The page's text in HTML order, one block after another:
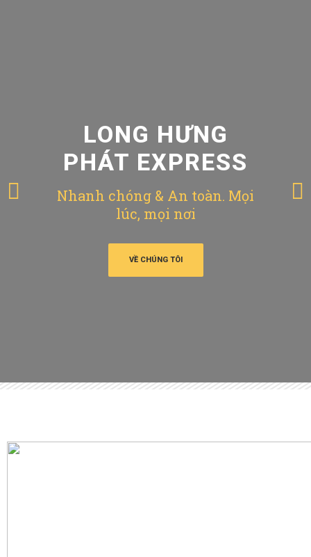
LONG HƯNG
PHÁT EXPRESS
Nhanh chóng & An toàn. Mọi
lúc, mọi nơi
VỀ CHÚNG TÔI